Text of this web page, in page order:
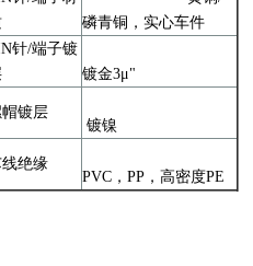
磷青铜，实心车件
针/端子镀
镀金3μ"
镀层
镀镍
绝缘
PVC，PP，高密度PE